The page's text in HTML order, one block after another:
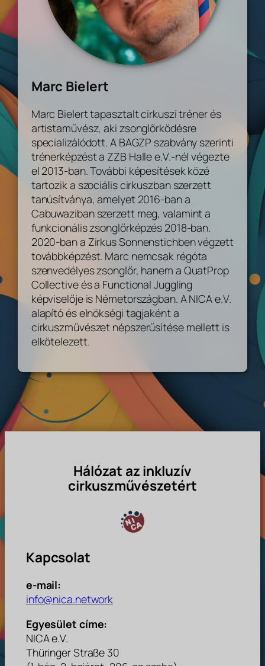
Marc Bielert
Marc Bielert tapasztalt cirkuszi tréner és
artistaművész, aki zsonglőrködésre
specializálódott. A BAGZP szabvány szerinti
trénerképzést a ZZB Halle e.V.-nél végezte
el 2013-ban. További képesítések közé
tartozik a szociális cirkuszban szerzett
tanúsítványa, amelyet 2016-ban a
Cabuwaziban szerzett meg, valamint a
funkcionális zsonglőrképzés 2018-ban.
2020-ban a Zirkus Sonnenstichben végzett
továbbképzést. Marc nemcsak régóta
szenvedélyes zsonglőr, hanem a QuatProp
Collective és a Functional Juggling
képviselője is Németországban. A NICA e.V.
alapító és elnökségi tagjaként a
cirkuszművészet népszerűsítése mellett is
elkötelezett.
Hálózat az inkluzív
cirkuszművészetért
Kapcsolat
e-mail:
info@nica.network
Egyesület címe:
NICA e.V.
Thüringer Straße 30